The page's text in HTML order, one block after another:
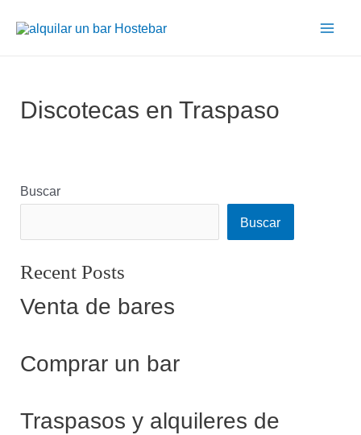
Discotecas en Traspaso
Buscar
Buscar
Recent Posts
Venta de bares
Comprar un bar
Traspasos y alquileres de